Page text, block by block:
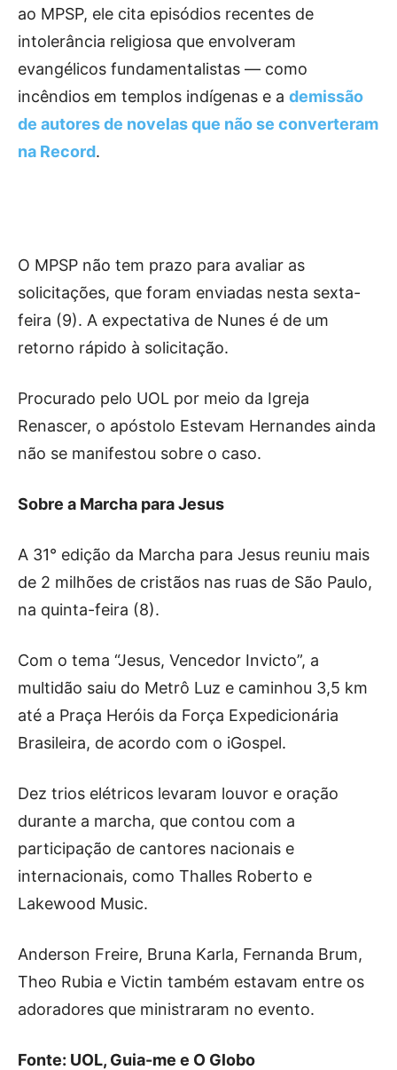
ao MPSP, ele cita episódios recentes de
intolerância religiosa que envolveram
evangélicos fundamentalistas — como
incêndios em templos indígenas e a demissão
de autores de novelas que não se converteram
na Record.
O MPSP não tem prazo para avaliar as
solicitações, que foram enviadas nesta sexta-
feira (9). A expectativa de Nunes é de um
retorno rápido à solicitação.
Procurado pelo UOL por meio da Igreja
Renascer, o apóstolo Estevam Hernandes ainda
não se manifestou sobre o caso.
Sobre a Marcha para Jesus
A 31° edição da Marcha para Jesus reuniu mais
de 2 milhões de cristãos nas ruas de São Paulo,
na quinta-feira (8).
Com o tema “Jesus, Vencedor Invicto”, a
multidão saiu do Metrô Luz e caminhou 3,5 km
até a Praça Heróis da Força Expedicionária
Brasileira, de acordo com o iGospel.
Dez trios elétricos levaram louvor e oração
durante a marcha, que contou com a
participação de cantores nacionais e
internacionais, como Thalles Roberto e
Lakewood Music.
Anderson Freire, Bruna Karla, Fernanda Brum,
Theo Rubia e Victin também estavam entre os
adoradores que ministraram no evento.
Fonte: UOL, Guia-me e O Globo